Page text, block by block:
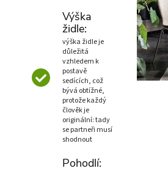
Výška
židle:
výška židle je
důležitá
vzhledem k
postavě
sedících, což
bývá obtížné,
protože každý
člověk je
originální: tady
se partneři musí
shodnout
Pohodlí: